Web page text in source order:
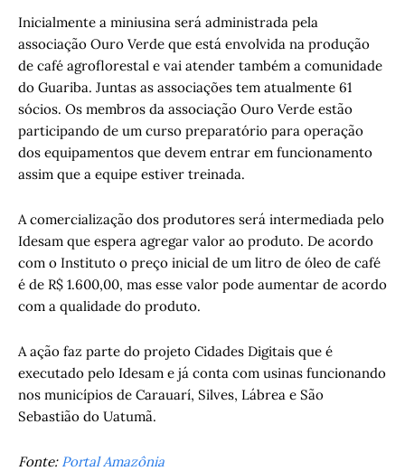
Inicialmente a miniusina será administrada pela
associação Ouro Verde que está envolvida na produção
de café agroflorestal e vai atender também a comunidade
do Guariba. Juntas as associações tem atualmente 61
sócios. Os membros da associação Ouro Verde estão
participando de um curso preparatório para operação
dos equipamentos que devem entrar em funcionamento
assim que a equipe estiver treinada.
A comercialização dos produtores será intermediada pelo
Idesam que espera agregar valor ao produto. De acordo
com o Instituto o preço inicial de um litro de óleo de café
é de R$ 1.600,00, mas esse valor pode aumentar de acordo
com a qualidade do produto.
A ação faz parte do projeto Cidades Digitais que é
executado pelo Idesam e já conta com usinas funcionando
nos municípios de Carauarí, Silves, Lábrea e São
Sebastião do Uatumã.
Fonte: Portal Amazônia